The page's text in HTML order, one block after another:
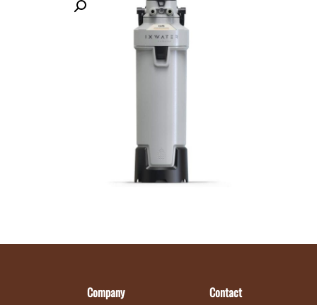
Contact
Company